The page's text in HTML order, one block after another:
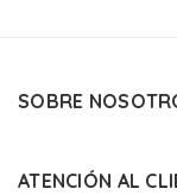
SOBRE
ATENCIÓN AL